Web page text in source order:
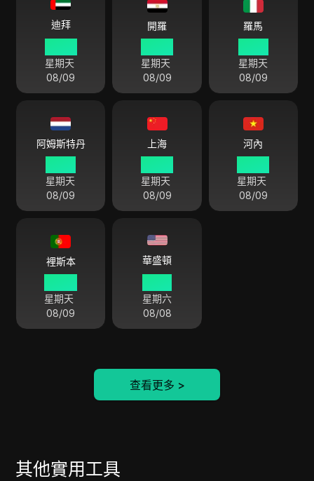
迪拜
星期天
08/09
開羅
星期天
08/09
羅馬
星期天
08/09
阿姆斯特丹
星期天
08/09
上海
星期天
08/09
河內
星期天
08/09
裡斯本
星期天
08/09
華盛頓
星期六
08/08
查看更多 >
其他實用工具